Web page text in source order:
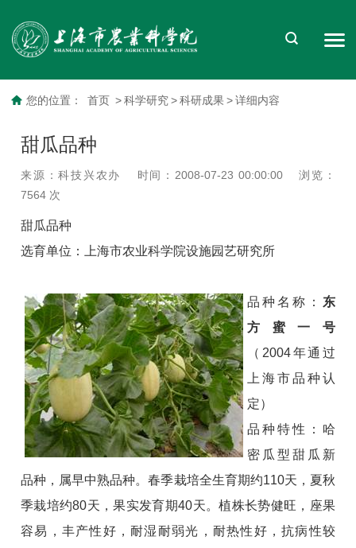
您的位置： 首页 > 科学研究 > 科研成果 > 详细内容
甜瓜品种
来源：科技兴农办 时间：2008-07-23 00:00:00
浏览：
7564 次
甜瓜品种
选育单位：上海市农业科学院设施园艺研究所
品种名称： 东
方蜜一号
（2004年通过
上海市品种认
定）
品种特性：哈
密瓜型甜瓜新
品种，属早中熟品种。春季栽培全生育期约110天，夏秋
季栽培约80天，果实发育期40天。植株长势健旺，座果
容易，丰产性好，耐湿耐弱光，耐热性好，抗病性较